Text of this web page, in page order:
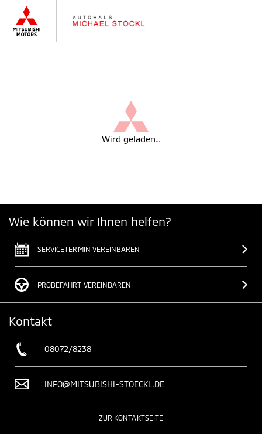
Wird geladen…
Wie können wir Ihnen helfen?
SERVICETERMIN VEREINBAREN
PROBEFAHRT VEREINBAREN
Kontakt
08072/8238
INFO@MITSUBISHI-STOECKL.DE
ZUR KONTAKTSEITE